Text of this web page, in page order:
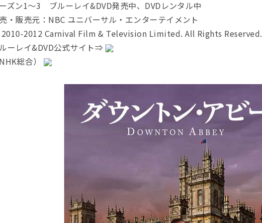
ズン1〜3 ブルーレイ&DVD発売中、DVDレンタル中
・販売元：NBC ユニバーサル・エンターテイメント
2012 Carnival Film & Television Limited. All Rights Reserved.
ーレイ&DVD公式サイト⇒
NHK総合）